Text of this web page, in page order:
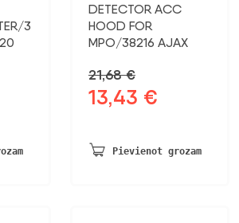
3
DETECTOR ACC
HOOD FOR
MPO/38216 AJAX
21,68€
Sākotnējā
21,68 €.
13,43 €
13,43 €.
Pievienot grozam